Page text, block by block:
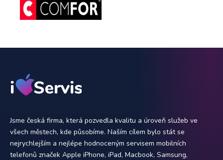
Jsme česká firma, která pozvedla kvalitu a úroveň služeb ve
všech městech, kde působíme. Naším cílem bylo stát se
nejrychlejším a nejlépe hodnoceným servisem mobilních
telefonů značek Apple iPhone, iPad, Macbook, Samsung,